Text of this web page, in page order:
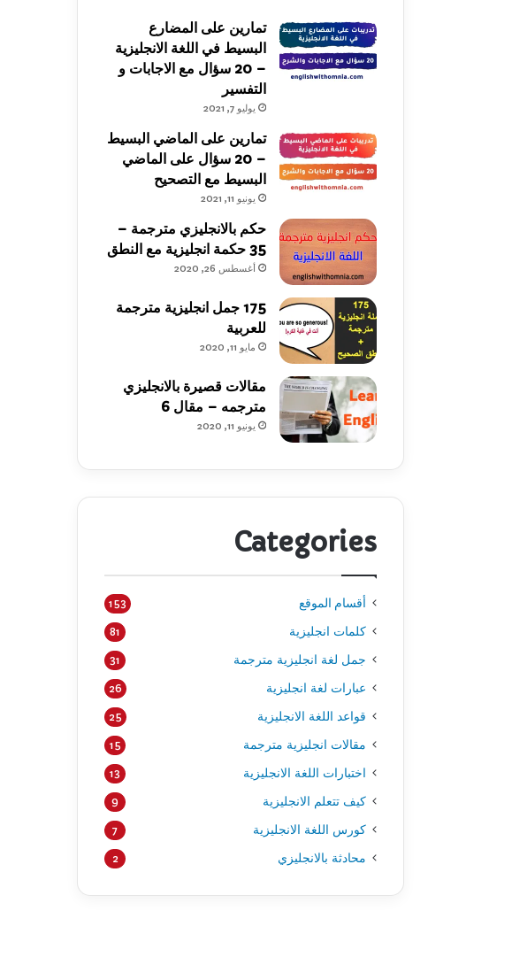
تمارين على المضارع
البسيط في اللغة الانجليزية
– 20 سؤال مع الاجابات و
التفسير
يوليو 7, 2021
تمارين على الماضي البسيط
– 20 سؤال على الماضي
البسيط مع التصحيح
يونيو 11, 2021
حكم بالانجليزي مترجمة –
35 حكمة انجليزية مع النطق
أغسطس 26, 2020
175 جمل انجليزية مترجمة
للعربية
مايو 11, 2020
مقالات قصيرة بالانجليزي
مترجمه – مقال 6
يونيو 11, 2020
Categories
أقسام الموقع 153
كلمات انجليزية 81
جمل لغة انجليزية مترجمة 31
عبارات لغة انجليزية 26
قواعد اللغة الانجليزية 25
مقالات انجليزية مترجمة 15
اختبارات اللغة الانجليزية 13
كيف تتعلم الانجليزية 9
كورس اللغة الانجليزية 7
محادثة بالانجليزي 2